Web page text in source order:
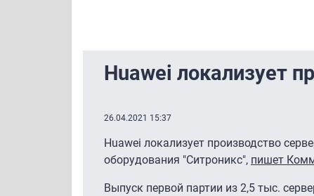
Huawei локализует
26.04.2021 15:37
Huawei локализует производство
оборудования "Ситроникс", пишет
Выпуск первой партии из 2,5 тыс.